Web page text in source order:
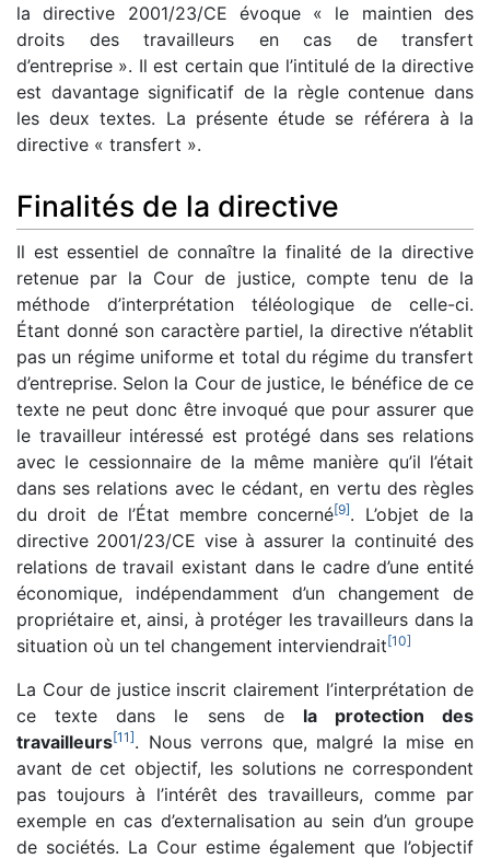
la directive 2001/23/CE évoque « le maintien des
droits des travailleurs en cas de transfert
d’entreprise ». Il est certain que l’intitulé de la directive
est davantage significatif de la règle contenue dans
les deux textes. La présente étude se référera à la
directive « transfert ».
Finalités de la directive
Il est essentiel de connaître la finalité de la directive
retenue par la Cour de justice, compte tenu de la
méthode d’interprétation téléologique de celle-ci.
Étant donné son caractère partiel, la directive n’établit
pas un régime uniforme et total du régime du transfert
d’entreprise. Selon la Cour de justice, le bénéfice de ce
texte ne peut donc être invoqué que pour assurer que
le travailleur intéressé est protégé dans ses relations
avec le cessionnaire de la même manière qu’il l’était
dans ses relations avec le cédant, en vertu des règles
du droit de l’État membre concerné[9]. L’objet de la
directive 2001/23/CE vise à assurer la continuité des
relations de travail existant dans le cadre d’une entité
économique, indépendamment d’un changement de
propriétaire et, ainsi, à protéger les travailleurs dans la
situation où un tel changement interviendrait[10]
La Cour de justice inscrit clairement l’interprétation de
ce texte dans le sens de la protection des
travailleurs[11]. Nous verrons que, malgré la mise en
avant de cet objectif, les solutions ne correspondent
pas toujours à l’intérêt des travailleurs, comme par
exemple en cas d’externalisation au sein d’un groupe
de sociétés. La Cour estime également que l’objectif